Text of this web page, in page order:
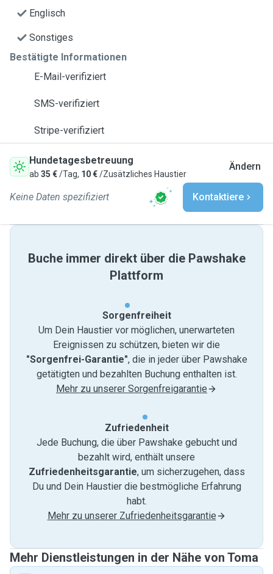
Englisch
Sonstiges
Bestätigte Informationen
E-Mail-verifiziert
SMS-verifiziert
Stripe-verifiziert
Hundetagesbetreuung
ab 35 €/Tag, 10 €/Zusätzliches Haustier
Ändern
Keine Daten spezifiziert Kontaktiere
Buche immer direkt über die Pawshake
Plattform
Sorgenfreiheit
Um Dein Haustier vor möglichen, unerwarteten
Ereignissen zu schützen, bieten wir die
"Sorgenfrei-Garantie", die in jeder über Pawshake
getätigten und bezahlten Buchung enthalten ist.
Mehr zu unserer Sorgenfreigarantie
Zufriedenheit
Jede Buchung, die über Pawshake gebucht und
bezahlt wird, enthält unsere
Zufriedenheitsgarantie, um sicherzugehen, dass
Du und Dein Haustier die bestmögliche Erfahrung
habt.
Mehr zu unserer Zufriedenheitsgarantie
Mehr Dienstleistungen in der Nähe von Toma